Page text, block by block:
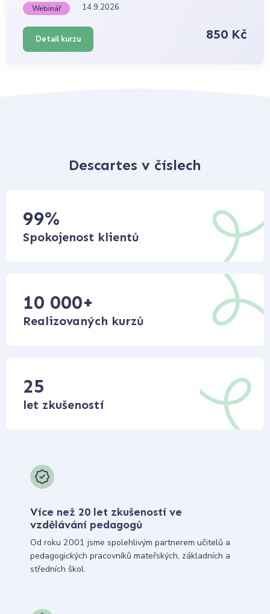
Webinář
14.9.2026
Detail kurzu 850 Kč
Descartes v číslech
99%
Spokojenost klientů
10 000+
Realizovaných kurzů
25
let zkušeností
Více než 20 let zkušeností ve
vzdělávání pedagogů
Od roku 2001 jsme spolehlivým partnerem učitelů a
pedagogických pracovníků mateřských, základních a
středních škol.